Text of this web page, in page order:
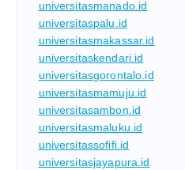
universitasmanado.id
universitaspalu.id
universitasmakassar.id
universitaskendari.id
universitasgorontalo.id
universitasmamuju.id
universitasambon.id
universitasmaluku.id
universitassofifi.id
universitasjayapura.id